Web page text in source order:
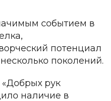
событием в
потенциал
поколений.
рук
наличие в